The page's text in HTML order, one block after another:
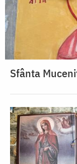
Sfânta